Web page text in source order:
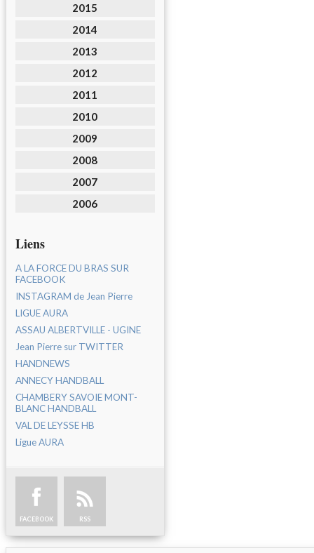
2015
2014
2013
2012
2011
2010
2009
2008
2007
2006
Liens
A LA FORCE DU BRAS SUR
FACEBOOK
INSTAGRAM de Jean Pierre
LIGUE AURA
ASSAU ALBERTVILLE - UGINE
Jean Pierre sur TWITTER
HANDNEWS
ANNECY HANDBALL
CHAMBERY SAVOIE MONT-
BLANC HANDBALL
VAL DE LEYSSE HB
Ligue AURA
FACEBOOK RSS